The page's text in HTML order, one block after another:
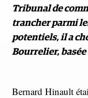
Tribunal de
trancher parmi
potentiels, il a
Bourrelier, basée
Bernard Hinault